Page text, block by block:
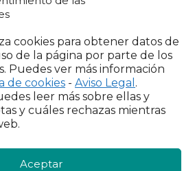
cookies para obtener datos de
de la página por parte de los
Puedes ver más información
de cookies - Aviso Legal .
leer más sobre ellas y
y cuáles rechazas mientras
Aceptar
INFORME